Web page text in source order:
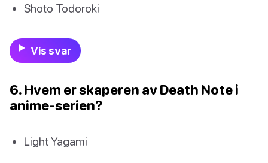
Shoto Todoroki
Vis svar
6. Hvem er skaperen av Death Note i
anime-serien?
Light Yagami